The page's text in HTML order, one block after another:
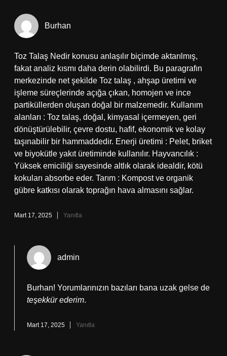
Burhan
Toz Talaş Nedir konusu anlaşılır biçimde aktarılmış,
fakat analiz kısmı daha derin olabilirdi. Bu paragrafın
merkezinde net şekilde Toz talaş , ahşap üretimi ve
işleme süreçlerinde açığa çıkan, homojen ve ince
partiküllerden oluşan doğal bir malzemedir. Kullanım
alanları : Toz talaş, doğal, kimyasal içermeyen, geri
dönüştürülebilir, çevre dostu, hafif, ekonomik ve kolay
taşınabilir bir hammaddedir. Enerji üretimi : Pelet, briket
ve biyokütle yakıt üretiminde kullanılır. Hayvancılık :
Yüksek emiciliği sayesinde altlık olarak idealdir, kötü
kokuları absorbe eder. Tarım : Kompost ve organik
gübre katkısı olarak toprağın hava almasını sağlar.
Mart 17, 2025 Yanıtla
admin
Burhan! Yorumlarınızın bazıları bana uzak gelse de
teşekkür ederim.
Mart 17, 2025 Yanıtla